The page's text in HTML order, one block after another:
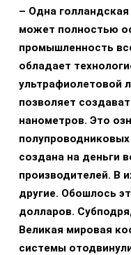
– Одна
может полностью
промышленность
обладает
ультрафиолетовой
позволяет
нанометров. Это
создана на деньги
производителей. В
другие. Обошлось
долларов.
Великая мировая
системы